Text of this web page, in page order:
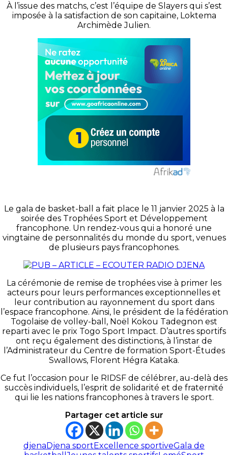
À l’issue des matchs, c’est l’équipe de Slayers qui s’est
imposée à la satisfaction de son capitaine, Loktema
Archimède Julien.
Le gala de basket-ball a fait place le 11 janvier 2025 à la
soirée des Trophées Sport et Développement
francophone. Un rendez-vous qui a honoré une
vingtaine de personnalités du monde du sport, venues
de plusieurs pays francophones.
La cérémonie de remise de trophées vise à primer les
acteurs pour leurs performances exceptionnelles et
leur contribution au rayonnement du sport dans
l’espace francophone. Ainsi, le président de la fédération
Togolaise de volley-ball, Noël Kokou Tadegnon est
reparti avec le prix Togo Sport Impact. D’autres sportifs
ont reçu également des distinctions, à l’instar de
l’Administrateur du Centre de formation Sport-Études
Swallows, Florent Hégra Kataka.
Ce fut l’occasion pour le RIDSF de célébrer, au-delà des
succès individuels, l’esprit de solidarité et de fraternité
qui lie les nations francophones à travers le sport.
Partager cet article sur
djenaDjena sportExcellence sportiveGala de